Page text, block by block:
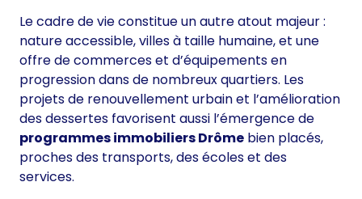
Le cadre de vie constitue un autre atout majeur :
nature accessible, villes à taille humaine, et une
offre de commerces et d’équipements en
progression dans de nombreux quartiers. Les
projets de renouvellement urbain et l’amélioration
des dessertes favorisent aussi l’émergence de
programmes immobiliers Drôme bien placés,
proches des transports, des écoles et des
services.